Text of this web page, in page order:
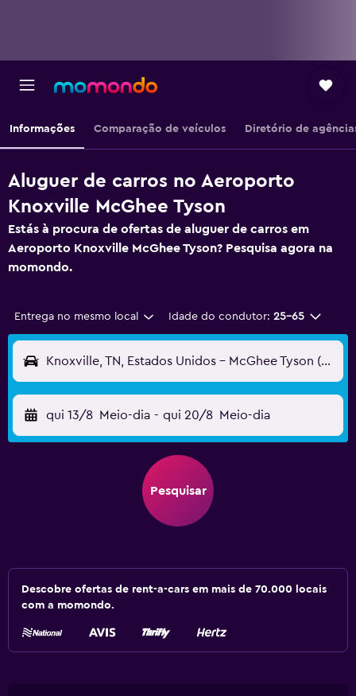
Informações Comparação de veículos Diretório de
Aluguer de carros no Aeroporto
Knoxville McGhee Tyson
Estás à procura de ofertas de aluguer de carros em
Aeroporto Knoxville McGhee Tyson? Pesquisa agora na
momondo.
Entrega no mesmo local Idade do condutor: 25-65
Knoxville, TN, Estados Unidos - McGhee Tyson (TYS)
qui 13/8 Meio-dia - qui 20/8 Meio-dia
Pesquisar
Descobre ofertas de rent-a-cars em mais de 70.000 locais
com a momondo.